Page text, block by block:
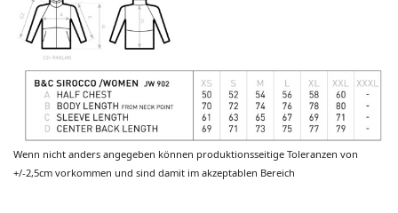
Wenn nicht anders angegeben können produktionsseitige Toleranzen von
+/-2,5cm vorkommen und sind damit im akzeptablen Bereich